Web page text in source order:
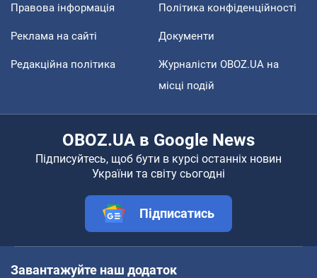
Правова інформація Політика конфіденційності
Реклама на сайті Документи
Редакційна політика
Журналісти OBOZ.UA на
місці подій
OBOZ.UA в Google News
Підписуйтесь, щоб бути в курсі останніх новин
України та світу сьогодні
Підписатись
Завантажуйте наш додаток